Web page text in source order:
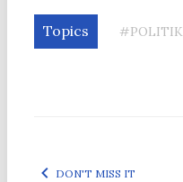
Topics #POLITIK
DON'T MISS IT